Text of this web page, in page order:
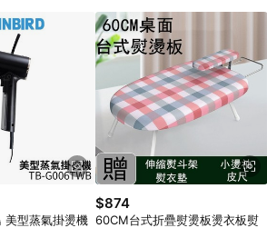
美型蒸氣掛燙機
$874
60CM台式折疊熨燙板燙衣板熨